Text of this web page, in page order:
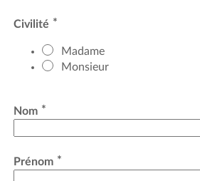
Civilité *
Madame
Monsieur
Nom *
Prénom *